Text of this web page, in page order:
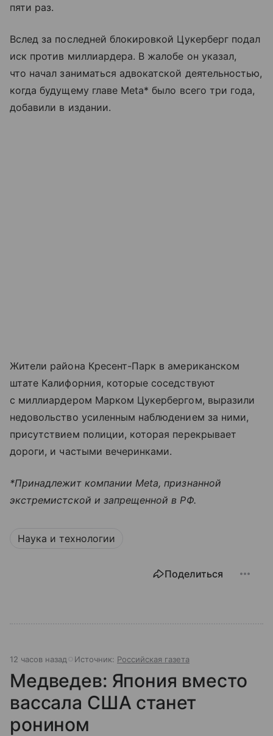
пяти раз.
Вслед за последней блокировкой Цукерберг подал
иск против миллиардера. В жалобе он указал,
что начал заниматься адвокатской деятельностью,
когда будущему главе Meta* было всего три года,
добавили в издании.
Жители района Кресент-Парк в американском
штате Калифорния, которые соседствуют
с миллиардером Марком Цукербергом, выразили
недовольство усиленным наблюдением за ними,
присутствием полиции, которая перекрывает
дороги, и частыми вечеринками.
*Принадлежит компании Meta, признанной
экстремистской и запрещенной в РФ.
Наука и технологии
Поделиться
12 часов назад Источник: Российская газета
Медведев: Япония вместо
вассала США станет
ронином